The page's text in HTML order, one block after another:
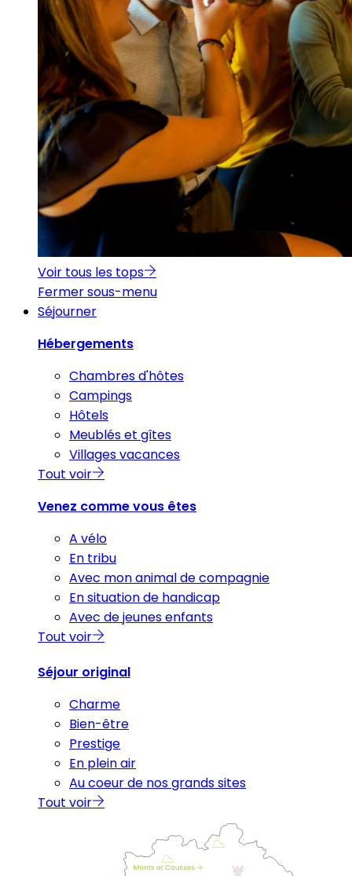
Voir tous les tops
Fermer sous-menu
Séjourner
Hébergements
Chambres d'hôtes
Campings
Hôtels
Meublés et gîtes
Villages vacances
Tout voir
Venez comme vous êtes
A vélo
En tribu
Avec mon animal de compagnie
En situation de handicap
Avec de jeunes enfants
Tout voir
Séjour original
Charme
Bien-être
Prestige
En plein air
Au coeur de nos grands sites
Tout voir